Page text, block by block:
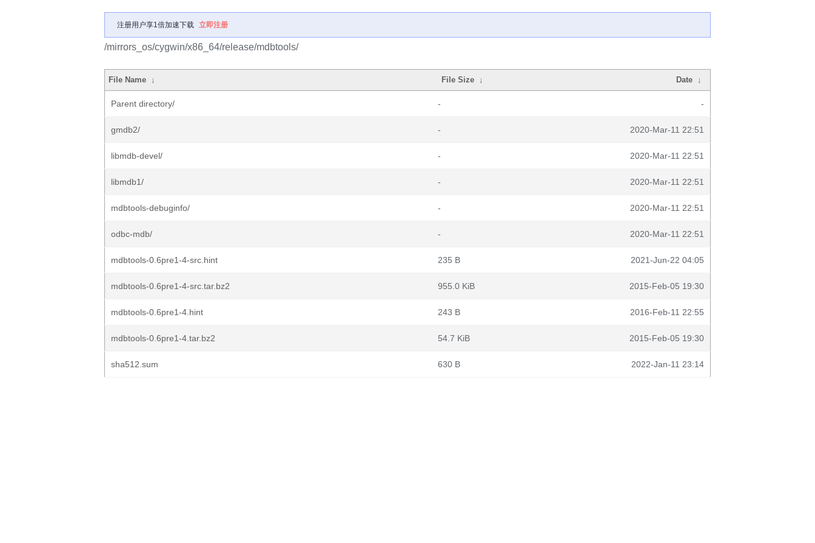
注册用户享1倍加速下载 立即注册
/mirrors_os/cygwin/x86_64/release/mdbtools/
File Name ↓ File Size ↓ Date ↓
Parent directory/ - -
gmdb2/ - 2020-Mar-11 22:51
libmdb-devel/ - 2020-Mar-11 22:51
libmdb1/ - 2020-Mar-11 22:51
mdbtools-debuginfo/ - 2020-Mar-11 22:51
odbc-mdb/ - 2020-Mar-11 22:51
mdbtools-0.6pre1-4-src.hint 235 B 2021-Jun-22 04:05
mdbtools-0.6pre1-4-src.tar.bz2 955.0 KiB 2015-Feb-05 19:30
mdbtools-0.6pre1-4.hint 243 B 2016-Feb-11 22:55
mdbtools-0.6pre1-4.tar.bz2 54.7 KiB 2015-Feb-05 19:30
sha512.sum 630 B 2022-Jan-11 23:14